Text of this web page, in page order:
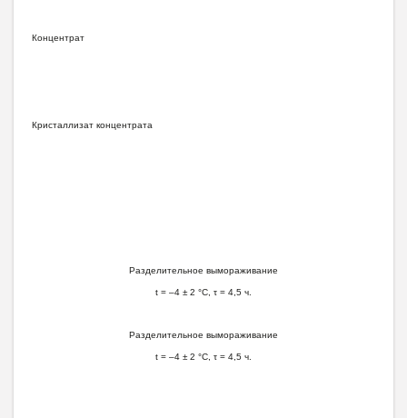
Концентрат
Кристаллизат концентрата
Разделительное вымораживание
t = –4 ± 2 °С, τ = 4,5 ч.
Разделительное вымораживание
t = –4 ± 2 °С, τ = 4,5 ч.